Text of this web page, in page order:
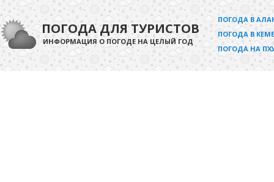
ПОГОДА ДЛЯ ТУРИСТОВ
ИНФОРМАЦИЯ О ПОГОДЕ НА ЦЕЛЫЙ ГОД
ПОГОДА В
ПОГОДА В
ПОГОДА НА